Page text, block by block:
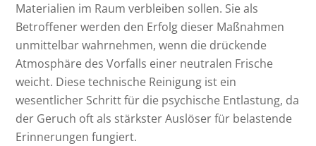
Materialien im Raum verbleiben sollen. Sie als
Betroffener werden den Erfolg dieser Maßnahmen
unmittelbar wahrnehmen, wenn die drückende
Atmosphäre des Vorfalls einer neutralen Frische
weicht. Diese technische Reinigung ist ein
wesentlicher Schritt für die psychische Entlastung, da
der Geruch oft als stärkster Auslöser für belastende
Erinnerungen fungiert.